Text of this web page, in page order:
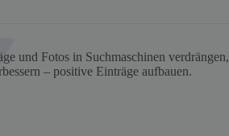
und Fotos in Suchmaschinen verdrängen,
– positive Einträge aufbauen.